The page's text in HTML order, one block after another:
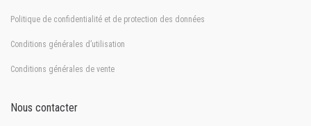
Politique de confidentialité et de protection des données
Conditions générales d’utilisation
Conditions générales de vente
Nous contacter